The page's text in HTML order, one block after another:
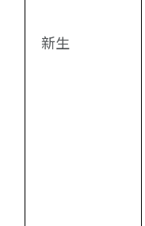
新生